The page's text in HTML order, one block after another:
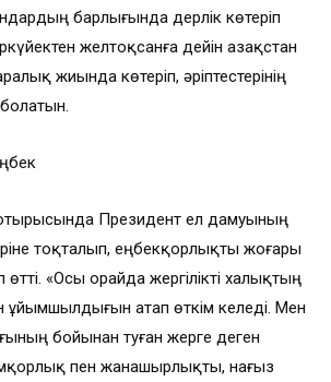
барлығында дерлік көтеріп
желтоқсанға дейін Қазақстан
жиында көтеріп, әріптестерінің
Президент ел дамуының
тоқталып, еңбекқорлықты жоғары
«Осы орайда жергілікті халықтың
атап өткім келеді. Мен
бойынан туған жерге деген
пен жанашырлықты, нағыз